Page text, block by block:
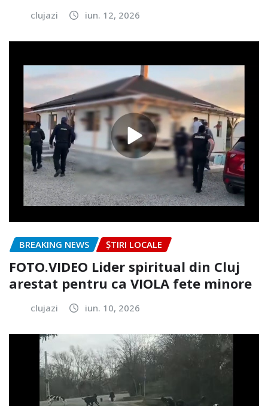
clujazi iun. 12, 2026
BREAKING NEWS ȘTIRI LOCALE
FOTO.VIDEO Lider spiritual din Cluj
arestat pentru ca VIOLA fete minore
clujazi iun. 10, 2026